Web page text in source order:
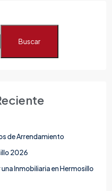
Buscar
de Arrendamiento
2026
Inmobiliaria en Hermosillo